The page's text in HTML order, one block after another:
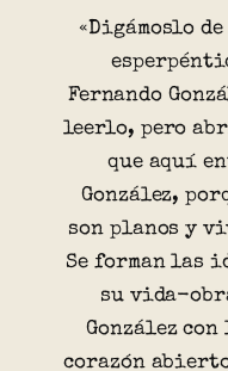
«Digámoslo
Fernando
leerlo, pero
que aquí
González,
son planos y
Se forman las
su vida-
González
corazón